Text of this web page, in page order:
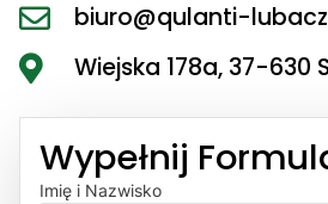
biuro@qulanti-
Wiejska 178a, 37-630
Wypełnij
Imię i Nazwisko